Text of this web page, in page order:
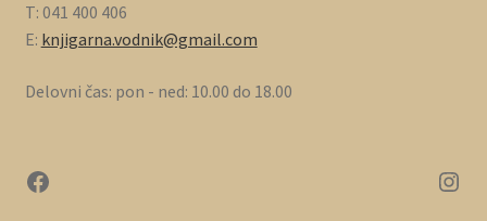
T: 041 400 406
E: knjigarna.vodnik@gmail.com
Delovni čas: pon - ned: 10.00 do 18.00